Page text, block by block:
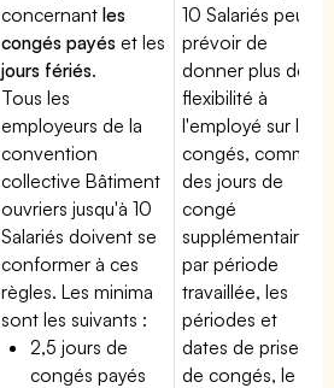
concernantles
congés payés et les
jours fériés.
Tous les
employeurs de la
convention
collective Bâtiment
ouvriers jusqu'à 10
Salariés doivent se
conformer à ces
règles. Les minima
sont les suivants :
2,5 jours de
congés payés
10 Salariés peut
prévoir de
donner plus de
flexibilité à
l'employé sur les
congés, comme
des jours de
congé
supplémentaires
par période
travaillée, les
périodes et
dates de prise
de congés, le